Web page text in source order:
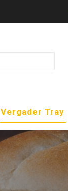
Vergader Tray